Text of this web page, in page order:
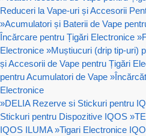
Reduceri la Vape-uri și Accesorii
»Acumulatori și Baterii de Vape
Încărcare pentru Țigări Electronice »
Electronice »Muștiucuri (drip tip-uri)
și Accesorii de Vape pentru Țigări
pentru Acumulatori de Vape »
Electronice
»DELIA Rezerve si Stickuri pentru
Stickuri pentru Dispozitive IQOS »
IQOS ILUMA »Tigari Electronice